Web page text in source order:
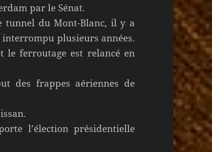
par le Sénat.
tunnel du Mont-Blanc, il y a
plusieurs années.
ferroutage est relancé en
des frappes aériennes de
l’élection présidentielle